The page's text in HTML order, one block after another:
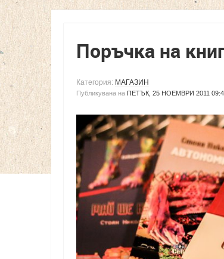
Поръчка на
Категория: МАГАЗИН
Публикувана на ПЕТЪК, 25 НОЕМВРИ 2011